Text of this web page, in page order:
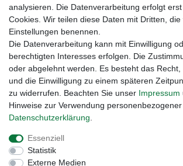
Widerrufs­recht
analysieren. Die Datenverarbeitung erfolgt
Cookies. Wir teilen diese Daten mit Dritten, die
Einstellungen benennen.
Die Datenverarbeitung kann mit Einwilligung
berechtigten Interesses erfolgen. Die
oder abgelehnt werden. Es besteht das Recht,
und die Einwilligung zu einem späteren
zu widerrufen. Beachten Sie unser Impressum
Hinweise zur Verwendung
Daten­schutz­erklärung
Essenziell
Statistik
Externe Medien